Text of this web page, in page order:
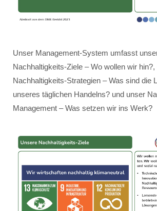
Unser Management-System umfasst
Nachhaltigkeits-Ziele – Wo wollen wir
Nachhaltigkeits-Strategien – Was sind die
unseres täglichen Handelns? und unser
Management – Was setzen wir ins Werk?